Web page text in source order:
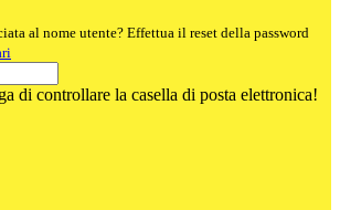
al nome utente? Effettua il reset della password
di controllare la casella di posta elettronica!